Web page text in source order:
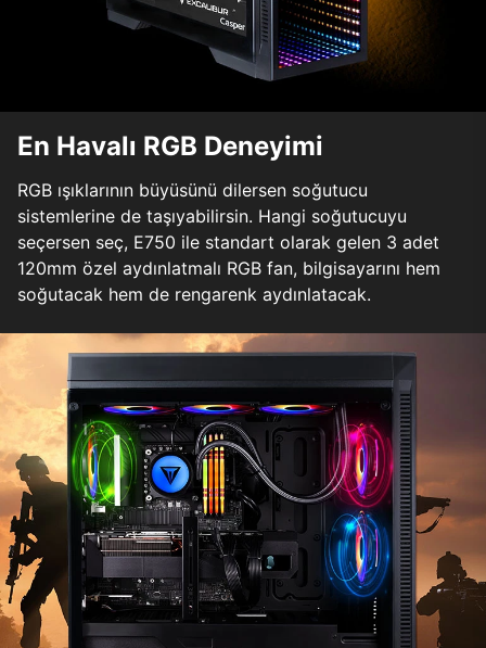
En Havalı RGB Deneyimi
RGB ışıklarının büyüsünü dilersen soğutucu
sistemlerine de taşıyabilirsin. Hangi soğutucuyu
seçersen seç, E750 ile standart olarak gelen 3 adet
120mm özel aydınlatmalı RGB fan, bilgisayarını hem
soğutacak hem de rengarenk aydınlatacak.